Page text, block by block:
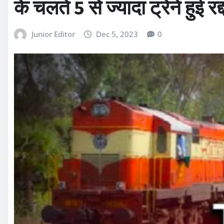
के चलते 5 से ज्यादा ट्रेनें हुई
Junior Editor Dec 5, 2023 0